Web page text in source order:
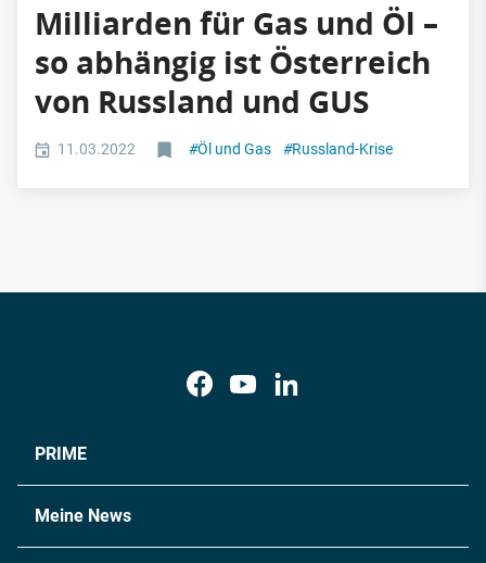
Milliarden für Gas und Öl –
so abhängig ist Österreich
von Russland und GUS
11.03.2022 #Öl und Gas #Russland-Krise
PRIME
Meine News